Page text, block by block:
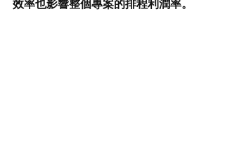
效率也影響整個專案的排程利潤率。